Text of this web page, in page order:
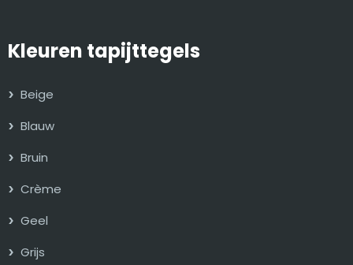
Kleuren tapijttegels
Beige
Blauw
Bruin
Crème
Geel
Grijs